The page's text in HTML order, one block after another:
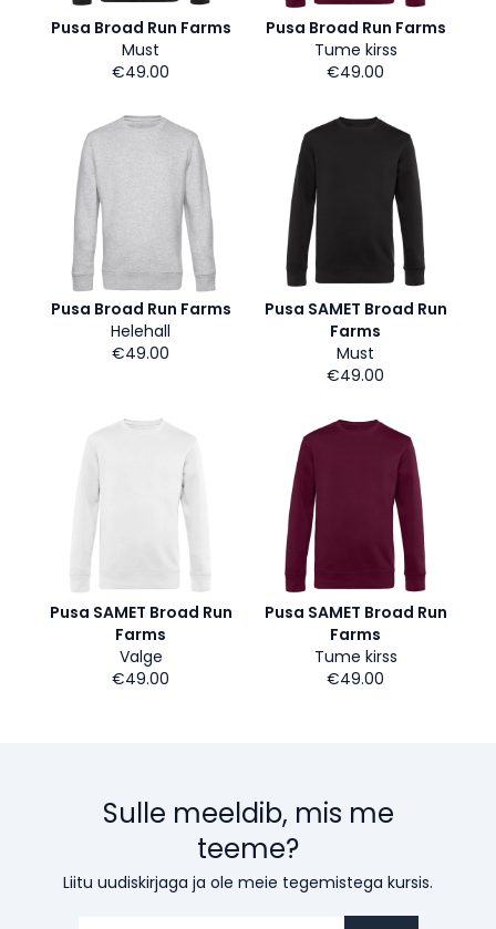
Pusa Broad Run Farms
Must
€49.00
Pusa Broad Run Farms
Tume kirss
€49.00
Pusa Broad Run Farms
Helehall
€49.00
Pusa SAMET Broad Run
Farms
Must
€49.00
Pusa SAMET Broad Run
Farms
Valge
€49.00
Pusa SAMET Broad Run
Farms
Tume kirss
€49.00
Sulle meeldib, mis me
teeme?
Liitu uudiskirjaga ja ole meie tegemistega kursis.